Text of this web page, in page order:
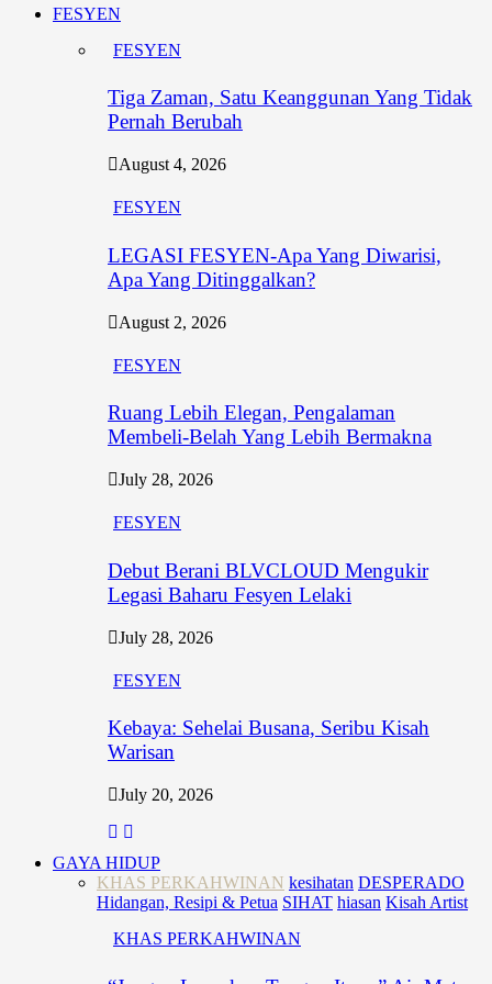
FESYEN
FESYEN
Tiga Zaman, Satu Keanggunan Yang Tidak
Pernah Berubah
August 4, 2026
FESYEN
LEGASI FESYEN-Apa Yang Diwarisi,
Apa Yang Ditinggalkan?
August 2, 2026
FESYEN
Ruang Lebih Elegan, Pengalaman
Membeli-Belah Yang Lebih Bermakna
July 28, 2026
FESYEN
Debut Berani BLVCLOUD Mengukir
Legasi Baharu Fesyen Lelaki
July 28, 2026
FESYEN
Kebaya: Sehelai Busana, Seribu Kisah
Warisan
July 20, 2026
GAYA HIDUP
KHAS PERKAHWINAN kesihatan DESPERADO
Hidangan, Resipi & Petua SIHAT hiasan Kisah Artist
KHAS PERKAHWINAN